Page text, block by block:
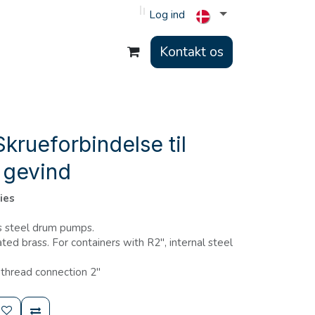
Log ind
Kontakt os
til
steel drum pumps.
brass. For containers with R2'', internal steel
connection 2''